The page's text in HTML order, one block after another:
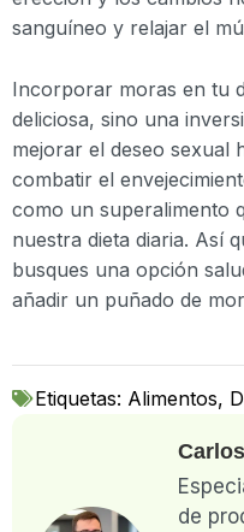
sanguíneo y relajar el
Incorporar moras en tu
deliciosa, sino una
mejorar el deseo sexual
combatir el
como un superalimento
nuestra dieta diaria. Así
busques una opción
añadir un puñado de
Etiquetas: Alimentos,
de